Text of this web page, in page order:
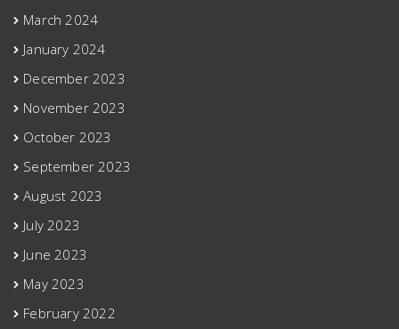
March 2024
January 2024
December 2023
November 2023
October 2023
September 2023
August 2023
July 2023
June 2023
May 2023
February 2022